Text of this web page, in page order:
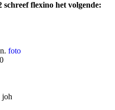
flexino het volgende:
foto
joh